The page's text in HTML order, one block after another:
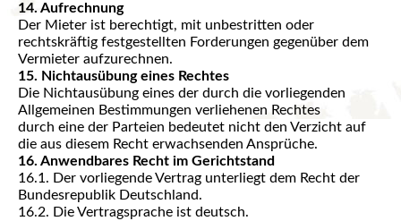
14. Aufrechnung
Der Mieter ist berechtigt, mit unbestritten oder
rechtskräftig festgestellten Forderungen gegenüber dem
Vermieter aufzurechnen.
15. Nichtausübung eines Rechtes
Die Nichtausübung eines der durch die vorliegenden
Allgemeinen Bestimmungen verliehenen Rechtes
durch eine der Parteien bedeutet nicht den Verzicht auf
die aus diesem Recht erwachsenden Ansprüche.
16. Anwendbares Recht im Gerichtstand
16.1. Der vorliegende Vertrag unterliegt dem Recht der
Bundesrepublik Deutschland.
16.2. Die Vertragsprache ist deutsch.